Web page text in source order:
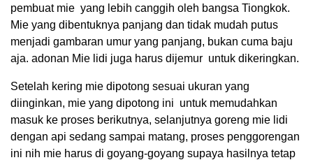
pembuat mie yang lebih canggih oleh bangsa Tiongkok.
Mie yang dibentuknya panjang dan tidak mudah putus
menjadi gambaran umur yang panjang, bukan cuma baju
aja. adonan Mie lidi juga harus dijemur untuk dikeringkan.
Setelah kering mie dipotong sesuai ukuran yang
diinginkan, mie yang dipotong ini untuk memudahkan
masuk ke proses berikutnya, selanjutnya goreng mie lidi
dengan api sedang sampai matang, proses penggorengan
ini nih mie harus di goyang-goyang supaya hasilnya tetap